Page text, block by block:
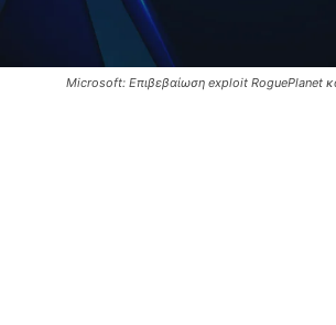
Microsoft: Επιβεβαίωση exploit RoguePlanet